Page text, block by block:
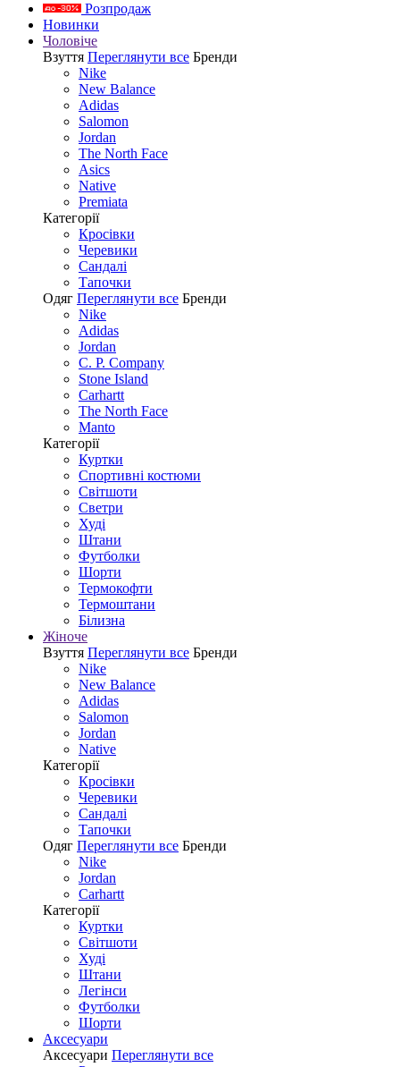
Розпродаж
Новинки
Чоловіче
Взуття Переглянути все Бренди
Nike
New Balance
Adidas
Salomon
Jordan
The North Face
Asics
Native
Premiata
Категорії
Кросівки
Черевики
Сандалі
Tапочки
Одяг Переглянути все Бренди
Nike
Adidas
Jordan
C. P. Company
Stone Island
Carhartt
The North Face
Manto
Категорії
Куртки
Спортивні костюми
Світшоти
Светри
Худі
Штани
Футболки
Шорти
Термокофти
Термоштани
Білизна
Жіноче
Взуття Переглянути все Бренди
Nike
New Balance
Adidas
Salomon
Jordan
Native
Категорії
Кросівки
Черевики
Сандалі
Tапочки
Одяг Переглянути все Бренди
Nike
Jordan
Carhartt
Категорії
Куртки
Світшоти
Худі
Штани
Легінси
Футболки
Шорти
Аксесуари
Аксесуари Переглянути все